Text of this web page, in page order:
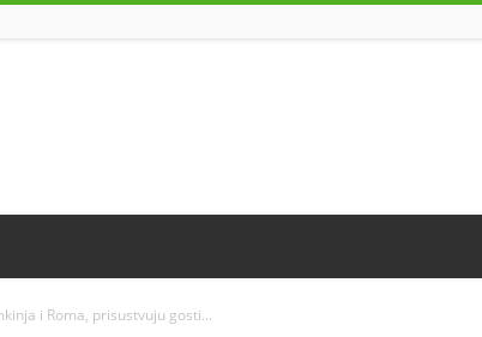
i Roma, prisustvuju gosti...